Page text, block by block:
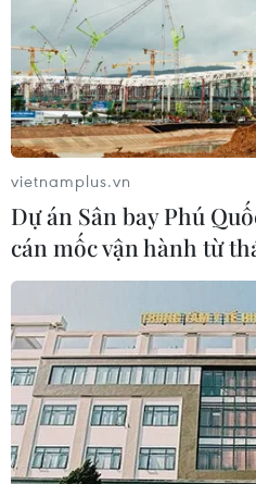
vietnamplus.vn
Dự án Sân bay Phú
cán mốc vận hành từ